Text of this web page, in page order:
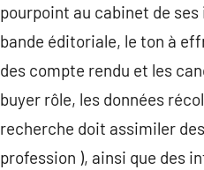
pourpoint au cabinet de
bande éditoriale, le ton à
des compte rendu et les
buyer rôle, les données
recherche doit assimiler
profession ), ainsi que des